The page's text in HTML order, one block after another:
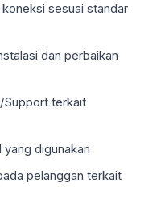
sesuai standar
dan perbaikan
Support terkait
digunakan
pelanggan terkait